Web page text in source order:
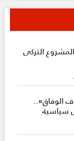
التركى
الوفاق»..
سياسية